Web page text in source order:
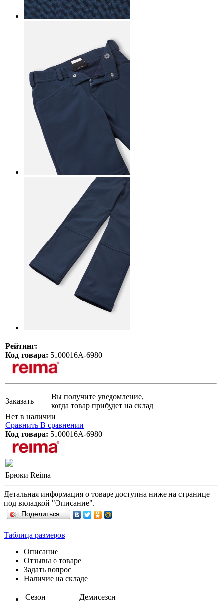
Рейтинг:
Код товара: 5100016А-6980
Заказать
Вы получите уведомление,
когда товар прибудет на склад
Нет в наличии
Сравнить В сравнении
Код товара: 5100016А-6980
Брюки Reima
Детальная информация о товаре доступна ниже на странице
под вкладкой "Описание".
Поделиться…
Таблица размеров
Описание
Отзывы о товаре
Задать вопрос
Наличие на складе
Сезон
Демисезон